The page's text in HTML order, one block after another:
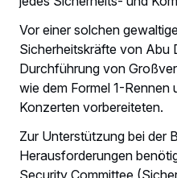
Vor einer solchen
Sicherheitskräfte von Abu
Durchführung von
wie dem Formel 1-Rennen
Konzerten vorbereiteten.
Zur Unterstützung bei der
Herausforderungen
Security Committee